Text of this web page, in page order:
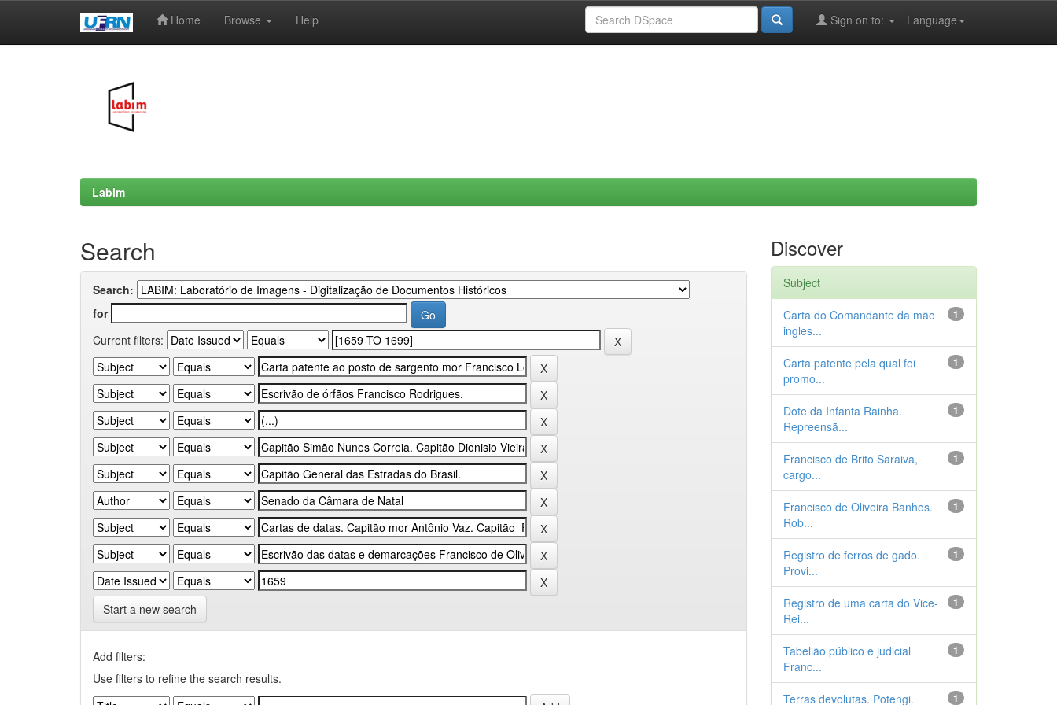
Home Browse Help Language
Sign on to:
Labim
Search
Search:
for
Current filters:
Start a new search
Add filters:
Use filters to refine the search results.
Discover
Subject
1
Carta do Comandante da mão
ingles...
1
Carta patente pela qual foi
promo...
1
Dote da Infanta Rainha.
Repreensã...
1
Francisco de Brito Saraiva,
cargo...
1
Francisco de Oliveira Banhos.
Rob...
1
Registro de ferros de gado.
Provi...
1
Registro de uma carta do Vice-
Rei...
1
Tabelião público e judicial
Franc...
1
Terras devolutas. Potengi.